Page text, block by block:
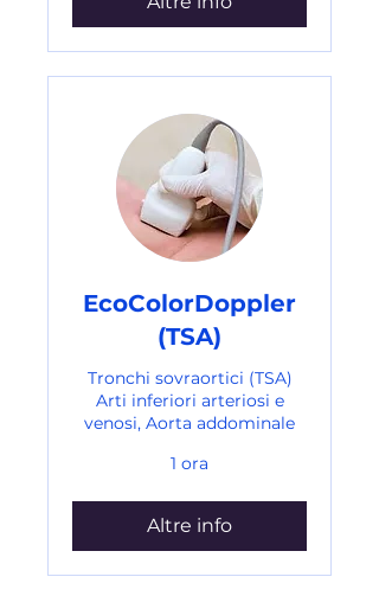
EcoColorDoppler
(TSA)
Tronchi sovraortici (TSA)
Arti inferiori arteriosi e
venosi, Aorta addominale
1 ora
Altre info